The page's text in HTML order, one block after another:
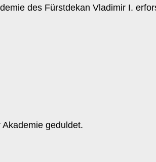
des Fürstdekan Vladimir I.
geduldet.